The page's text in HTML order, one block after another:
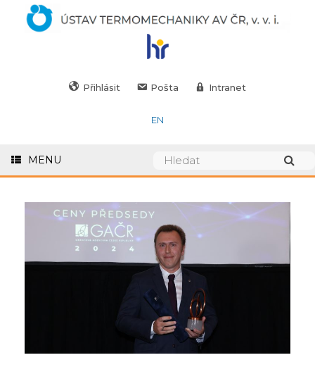
Přihlásit Pošta Intranet
EN
MENU